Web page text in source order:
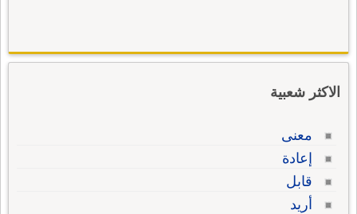
الاكثر شعبية
معنى
إعادة
قابل
أريد